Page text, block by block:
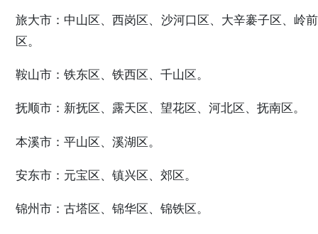
旅大市：中山区、西岗区、沙河口区、大辛褰子区、岭前
区。
鞍山市：铁东区、铁西区、千山区。
抚顺市：新抚区、露天区、望花区、河北区、抚南区。
本溪市：平山区、溪湖区。
安东市：元宝区、镇兴区、郊区。
锦州市：古塔区、锦华区、锦铁区。